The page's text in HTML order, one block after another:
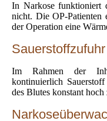
In Narkose funktioniert
nicht. Die OP-Patienten
der Operation eine
Sauerstoffzufuhr
Im Rahmen der
kontinuierlich
des Blutes konstant hoch